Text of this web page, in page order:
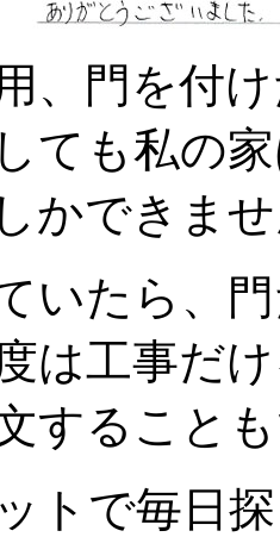
、門を付
ても私の
かできま
いたら、
は工事だ
すること
トで毎日